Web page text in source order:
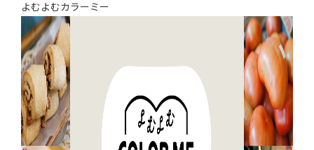
よむよむカラーミー